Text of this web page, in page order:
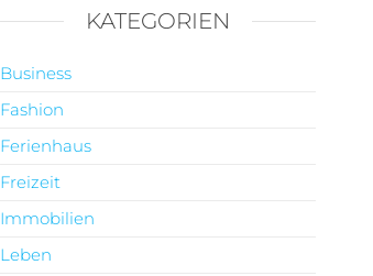
KATEGORIEN
Business
Fashion
Ferienhaus
Freizeit
Immobilien
Leben